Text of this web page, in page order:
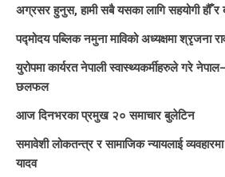
अग्रसर हुनुस, हामी सबै यसका लागि सहयोगी हौँ र
पद्मोदय पब्लिक नमुना माविको अध्यक्षमा श्रृजना
युरोपमा कार्यरत नेपाली स्वास्थ्यकर्मीहरुले गरे
छलफल
आज दिनभरका प्रमुख २० समाचार बुलेटिन
समावेशी लोकतन्त्र र सामाजिक न्यायलाई व्यवहारमा
यादव